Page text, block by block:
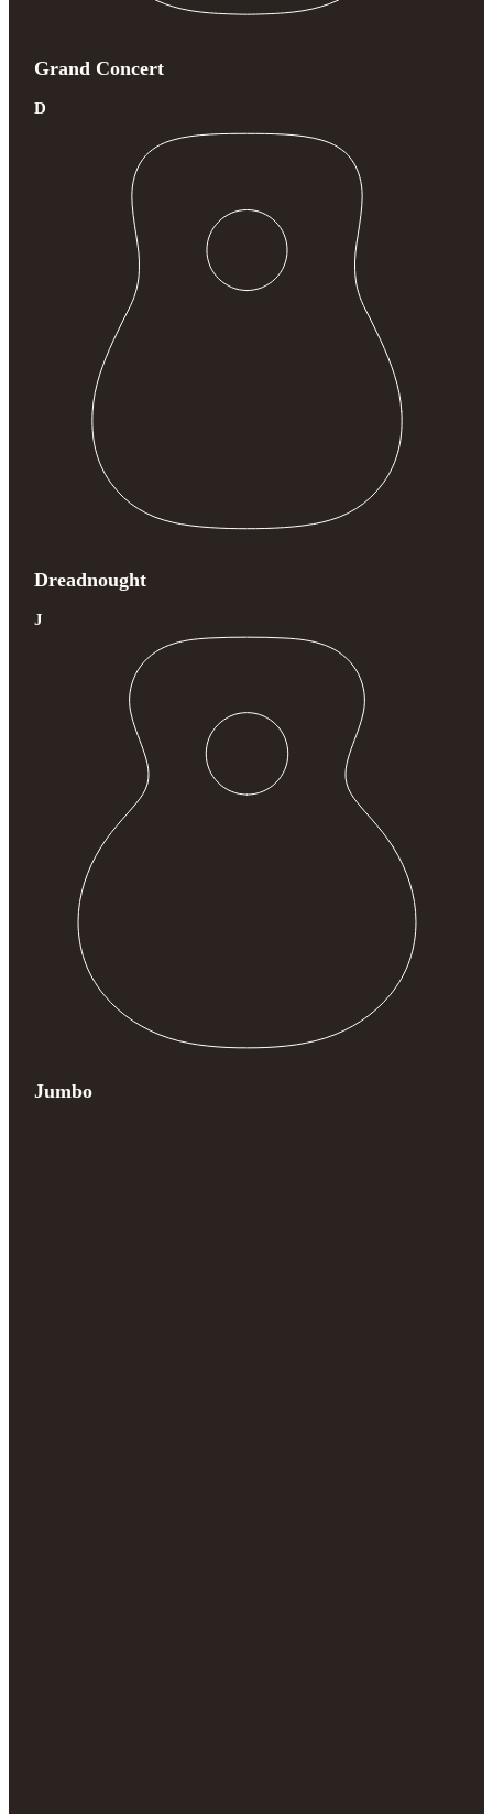
Grand Concert
D
Dreadnought
J
Jumbo